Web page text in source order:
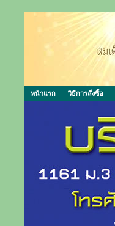
หน้าแรก วิธีการสั่งซื้อ